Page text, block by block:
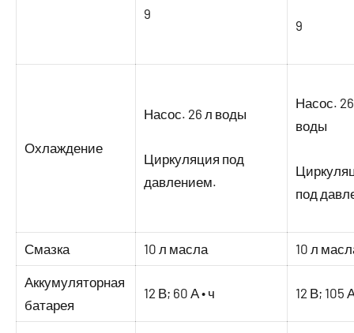
9
9
Охлаждение
Насос. 26 л воды
Циркуляция под
давлением.
Насос.
воды
под
Смазка 10 л масла 10 л
Аккумуляторная
батарея
12 В; 60 А • ч 12 В; 105